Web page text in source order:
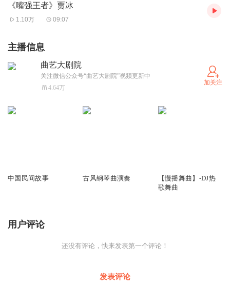
《嘴强王者》贾冰
1.10万 09:07
主播信息
曲艺大剧院
关注微信公众号“曲艺大剧院”视频更新中
4.64万
加关注
中国民间故事 古风钢琴曲演奏
【慢摇舞曲】-DJ热
歌舞曲
用户评论
还没有评论，快来发表第一个评论！
发表评论